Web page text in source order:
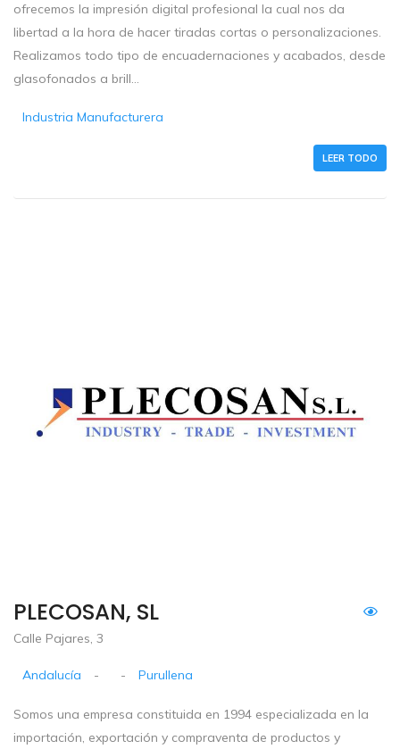
ofrecemos la impresión digital profesional la cual nos da
libertad a la hora de hacer tiradas cortas o personalizaciones.
Realizamos todo tipo de encuadernaciones y acabados, desde
glasofonados a brill...
Industria Manufacturera
LEER TODO
PLECOSAN, SL
Calle Pajares, 3
Andalucía - - Purullena
Somos una empresa constituida en 1994 especializada en la
importación, exportación y compraventa de productos y